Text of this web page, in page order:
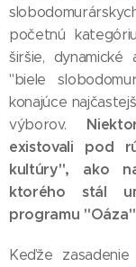
početnú
širšie,
"biele
konajúce
výborov.
existovali pod
kultúry", ako
ktorého stál
programu
Keďže